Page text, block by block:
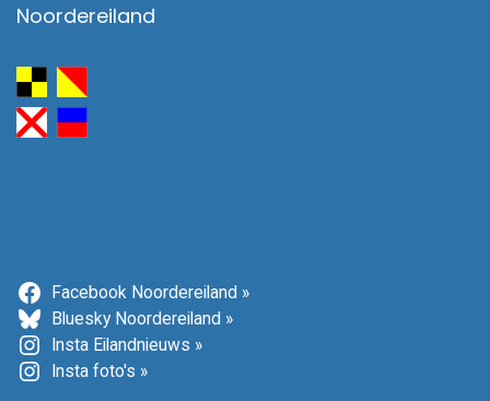
Noordereiland
Facebook Noordereiland »
Bluesky Noordereiland »
Insta Eilandnieuws »
Insta foto's »